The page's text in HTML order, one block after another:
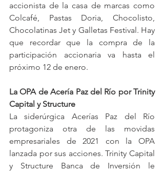
accionista de la casa de marcas como
Colcafé, Pastas Doria, Chocolisto,
Chocolatinas Jet y Galletas Festival. Hay
que recordar que la compra de la
participación accionaria va hasta el
próximo 12 de enero.
La OPA de Acería Paz del Río por Trinity
Capital y Structure
La siderúrgica Acerías Paz del Río
protagoniza otra de las movidas
empresariales de 2021 con la OPA
lanzada por sus acciones. Trinity Capital
y Structure Banca de Inversión le